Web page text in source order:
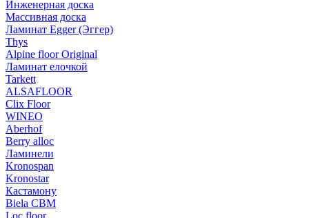
Инженерная доска
Массивная доска
Ламинат Egger (Эггер)
Thys
Alpine floor Original
Ламинат елочкой
Tarkett
ALSAFLOOR
Clix Floor
WINEO
Aberhof
Berry alloc
Ламинели
Kronospan
Kronostar
Кастамону
Biela CBM
Loc floor